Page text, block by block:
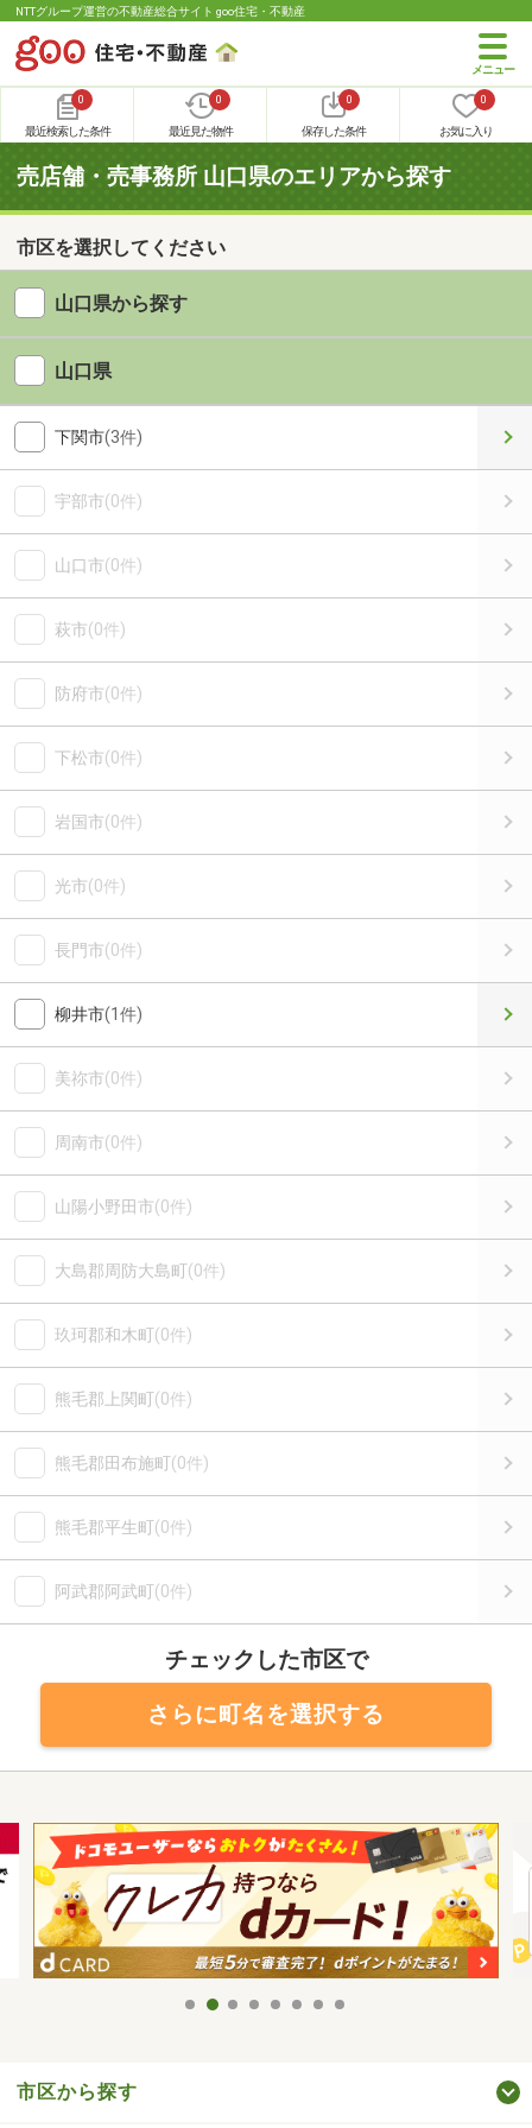
NTTグループ運営の不動産総合サイト goo住宅・不動産
0
最近検索した条件
0
最近見た物件
0
保存した条件
0
お気に入り
売店舗・売事務所 山口県のエリアから探す
市区を選択してください
山口県から探す
山口県
下関市(3件)
宇部市(0件)
山口市(0件)
萩市(0件)
防府市(0件)
下松市(0件)
岩国市(0件)
光市(0件)
長門市(0件)
柳井市(1件)
美祢市(0件)
周南市(0件)
山陽小野田市(0件)
大島郡周防大島町(0件)
玖珂郡和木町(0件)
熊毛郡上関町(0件)
熊毛郡田布施町(0件)
熊毛郡平生町(0件)
阿武郡阿武町(0件)
チェックした市区で
さらに町名を選択する
市区から探す